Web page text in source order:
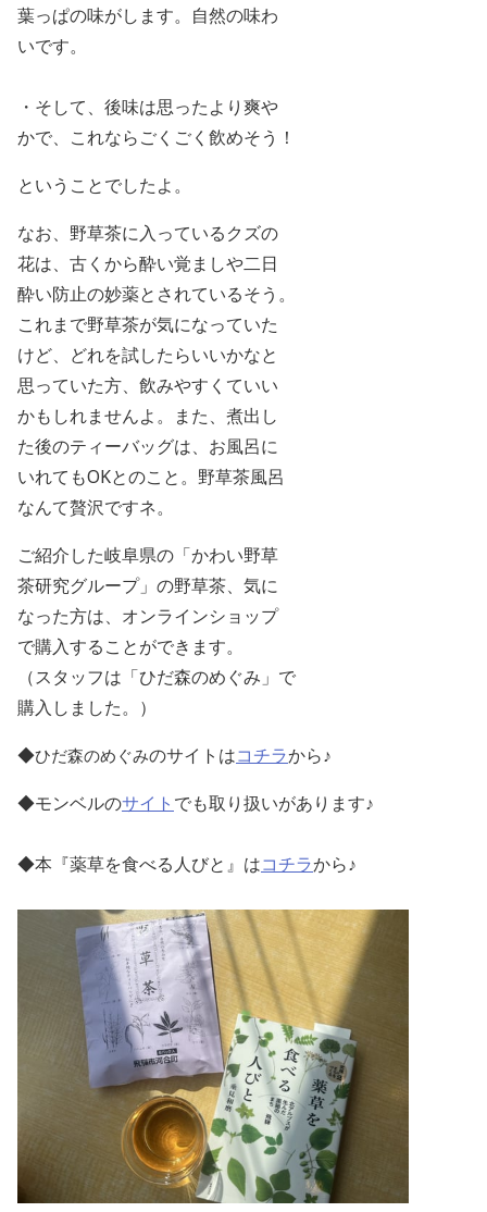
葉っぱの味がします。自然の味わ
いです。
・そして、後味は思ったより爽や
かで、これならごくごく飲めそう！
ということでしたよ。
なお、野草茶に入っているクズの
花は、古くから酔い覚ましや二日
酔い防止の妙薬とされているそう。
これまで野草茶が気になっていた
けど、どれを試したらいいかなと
思っていた方、飲みやすくていい
かもしれませんよ。また、煮出し
た後のティーバッグは、お風呂に
いれてもOKとのこと。野草茶風呂
なんて贅沢ですネ。
ご紹介した岐阜県の「かわい野草
茶研究グループ」の野草茶、気に
なった方は、オンラインショップ
で購入することができます。
（スタッフは「ひだ森のめぐみ」で
購入しました。）
◆ひだ森のめぐみのサイトはコチラから♪
◆モンベルのサイト でも取り扱いがあります♪
◆本『薬草を食べる人びと』はコチラから♪